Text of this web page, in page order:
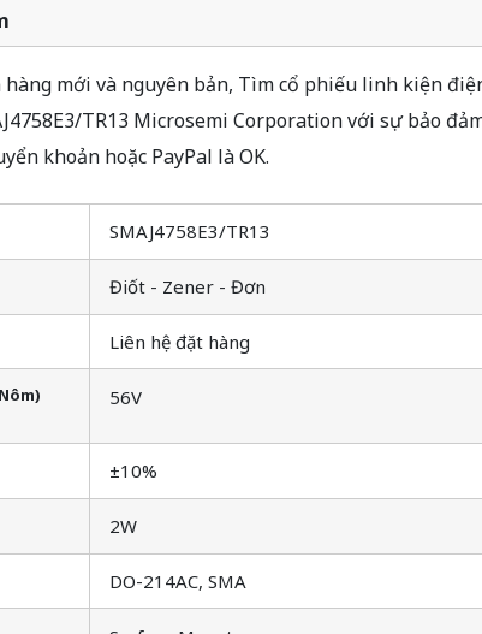
hàng mới và nguyên bản, Tìm cổ phiếu linh kiện
TR13 Microsemi Corporation với sự bảo
khoản hoặc PayPal là OK.
SMAJ4758E3/TR13
Điốt - Zener - Đơn
Liên hệ đặt hàng
56V
±10%
2W
DO-214AC, SMA